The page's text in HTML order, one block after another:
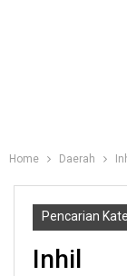
Home Daerah
Pencarian
Inhil